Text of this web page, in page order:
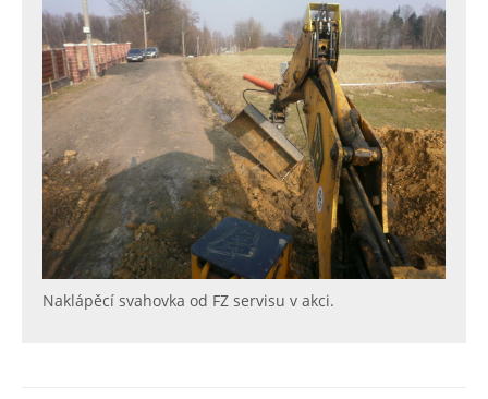
Naklápěcí svahovka od FZ servisu v akci.